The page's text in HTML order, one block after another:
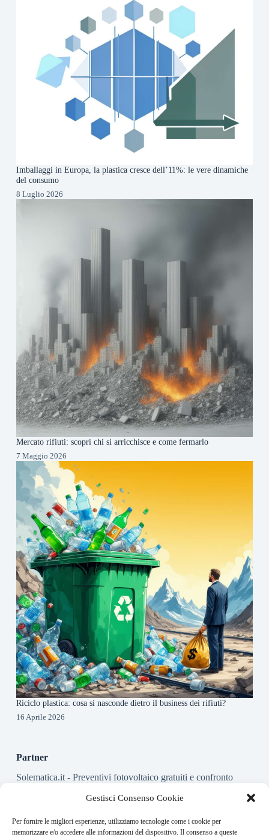
Gestisci Consenso Cookie
Per fornire le migliori esperienze, utilizziamo tecnologie come i cookie per
memorizzare e/o accedere alle informazioni del dispositivo. Il consenso a queste
Imballaggi in Europa, la plastica cresce dell’11%: le vere dinamiche
del consumo
8 Luglio 2026
Mercato rifiuti: scopri chi si arricchisce e come fermarlo
7 Maggio 2026
Riciclo plastica: cosa si nasconde dietro il business dei rifiuti?
16 Aprile 2026
Partner
Solematica.it- Preventivi fotovoltaico gratuiti e confronto
About this website